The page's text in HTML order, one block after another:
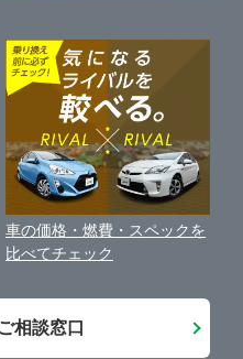
針
車の価格・燃費・スペックを
比べてチェック
相談窓口